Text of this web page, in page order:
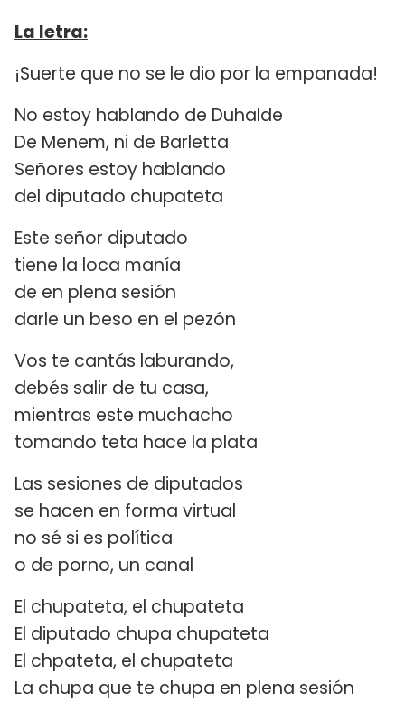
La letra:
¡Suerte que no se le dio por la empanada!
No estoy hablando de Duhalde
De Menem, ni de Barletta
Señores estoy hablando
del diputado chupateta
Este señor diputado
tiene la loca manía
de en plena sesión
darle un beso en el pezón
Vos te cantás laburando,
debés salir de tu casa,
mientras este muchacho
tomando teta hace la plata
Las sesiones de diputados
se hacen en forma virtual
no sé si es política
o de porno, un canal
El chupateta, el chupateta
El diputado chupa chupateta
El chpateta, el chupateta
La chupa que te chupa en plena sesión